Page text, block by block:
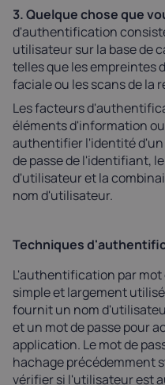
3. Quelque chose que
d'authentification
utilisateur sur la base de
telles que les empreintes
faciale ou les scans de la
Les facteurs
éléments d'information
authentifier l'identité
de passe de l'identifiant,
d'utilisateur et la
nom d'utilisateur.
Techniques
L'authentification par
simple et largement
fournit un nom
et un mot de passe pour
application. Le mot de
hachage précédemment
vérifier si l'utilisateur est